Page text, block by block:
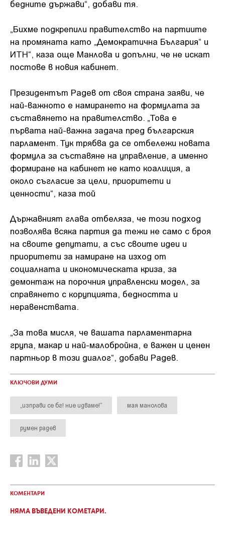
бедните държави“, добави тя.
„Бихме подкрепили правителство на партиите
на промяната като „Демократична България“ и
ИТН“, каза още Манлова и допълни, че не искат
постове в новия кабинет.
Президентът Радев от своя страна заяви, че
най-важното е намирането на формулата за
съставянето на правителство. „Това е
първата най-важна задача пред българския
парламент. Тук трябва да се отбележи новата
формула за съставяне на управление, а именно
формиране на кабинет не като коалиция, а
около съгласие за цели, приоритети и
ценности“, каза той
Държавният глава отбеляза, че този подход
позволява всяка партия да тежи не само с броя
на своите депутати, а със своите идеи и
приоритети за намиране на изход от
социалната и икономическата криза, за
демонтаж на порочния управленски модел, за
справянето с корупцията, бедността и
неравенствата.
„За това мисля, че вашата парламентарна
група, макар и най-малобройна, е важен и ценен
партньор в този диалог“, добави Радев.
КЛЮЧОВИ ДУМИ
„изправи се бг! ние идваме!“ мая манолова
румен радев
КОМЕНТАРИ
НЯМА ВЪВЕДЕНИ КОМЕТАРИ.